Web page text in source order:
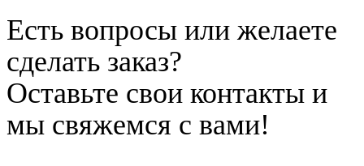
Есть вопросы или желаете
сделать заказ?
Оставьте свои контакты и
мы свяжемся с вами!